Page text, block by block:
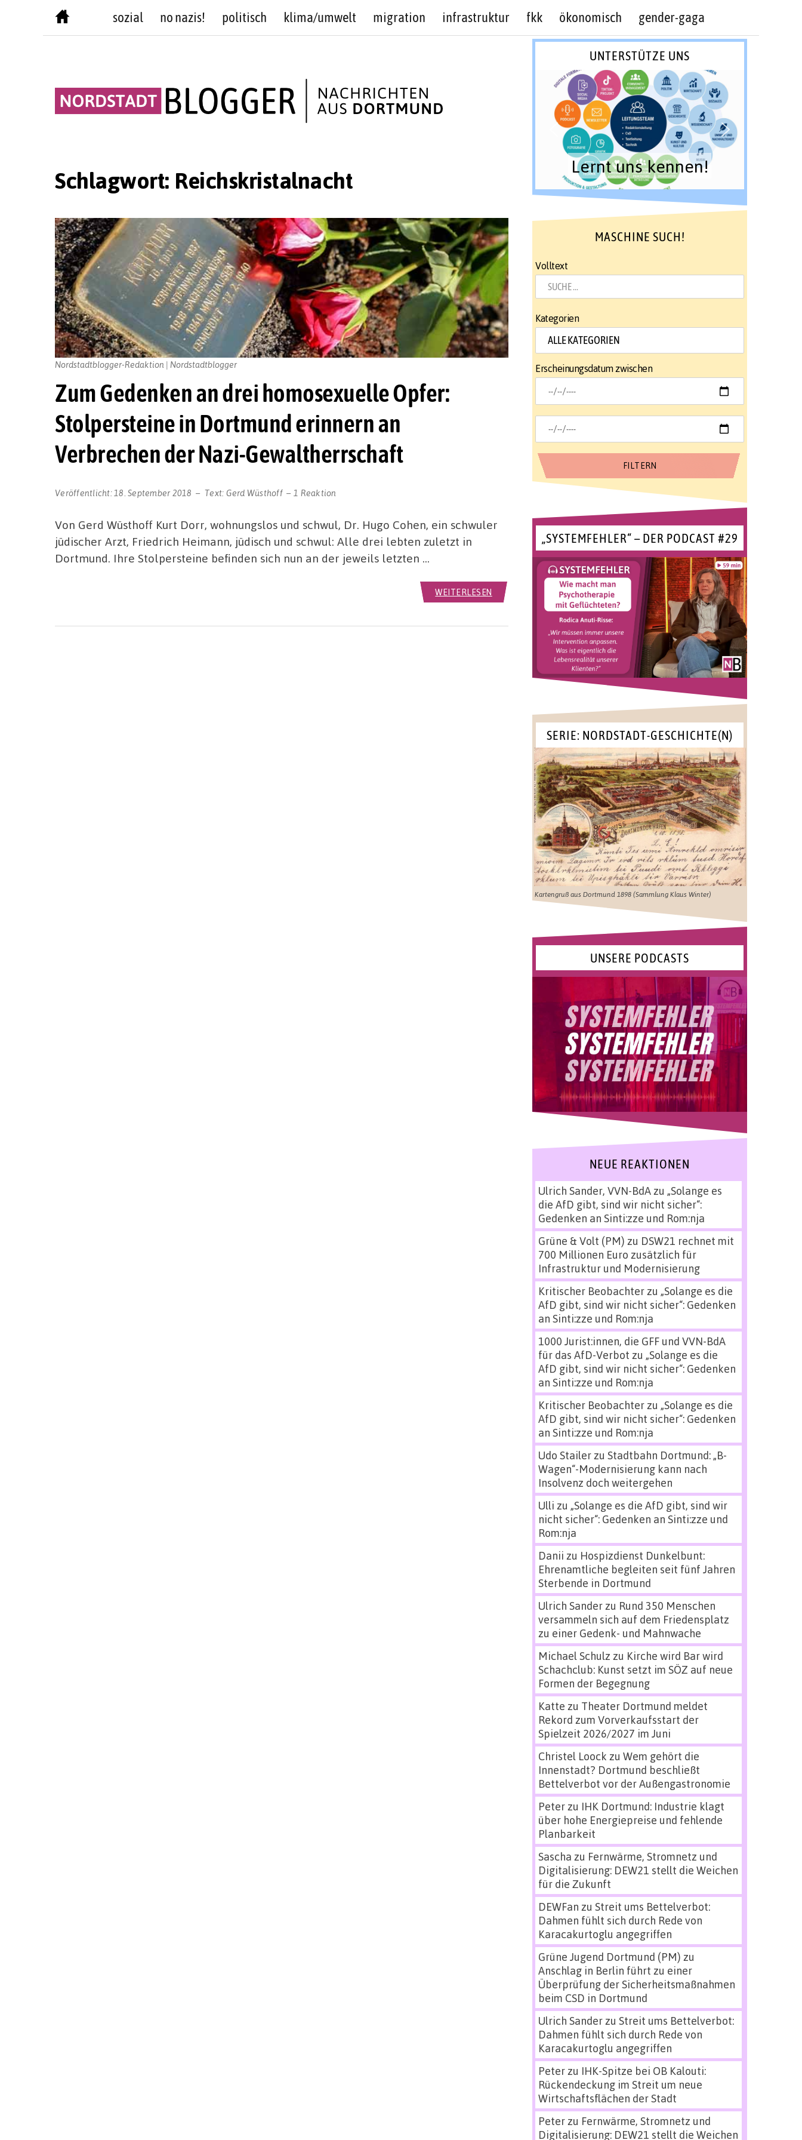
sozial no nazis! politisch klima/umwelt migration infrastruktur fkk ökonomisch gender-gaga
Schlagwort: Reichskristalnacht
Zum Gedenken an drei homosexuelle Opfer:
Stolpersteine in Dortmund erinnern an
Verbrechen der Nazi-Gewaltherrschaft
Veröffentlicht: 18. September 2018 Text: Gerd Wüsthoff 1 Reaktion
Nordstadtblogger-Redaktion | Nordstadtblogger
Von Gerd Wüsthoff Kurt Dorr, wohnungslos und schwul, Dr. Hugo Cohen, ein schwuler
jüdischer Arzt, Friedrich Heimann, jüdisch und schwul: Alle drei lebten zuletzt in
Dortmund. Ihre Stolpersteine befinden sich nun an der jeweils letzten …
WEITERLESEN
UNTERSTÜTZE UNS
Lernt uns kennen!
MASCHINE SUCH!
Volltext
Kategorien
Erscheinungsdatum zwischen
„SYSTEMFEHLER“ – DER PODCAST #29
SERIE: NORDSTADT-GESCHICHTE(N)
Kartengruß aus Dortmund 1898 (Sammlung Klaus Winter)
UNSERE PODCASTS
NEUE REAKTIONEN
Ulrich Sander, VVN-BdAzu „Solange es
die AfD gibt, sind wir nicht sicher“:
Gedenken an Sinti:zze und Rom:nja
Grüne & Volt (PM) zu DSW21 rechnet mit
700 Millionen Euro zusätzlich für
Infrastruktur und Modernisierung
Kritischer Beobachterzu „Solange es die
AfD gibt, sind wir nicht sicher“: Gedenken
an Sinti:zze und Rom:nja
1000 Jurist:innen, die GFF und VVN-BdA
für das AfD-Verbot zu „Solange es die
AfD gibt, sind wir nicht sicher“: Gedenken
an Sinti:zze und Rom:nja
Kritischer Beobachterzu „Solange es die
AfD gibt, sind wir nicht sicher“: Gedenken
an Sinti:zze und Rom:nja
Udo Stailerzu Stadtbahn Dortmund: „B-
Wagen“-Modernisierung kann nach
Insolvenz doch weitergehen
Ulli zu „Solange es die AfD gibt, sind wir
nicht sicher“: Gedenken an Sinti:zze und
Rom:nja
Danii zu Hospizdienst Dunkelbunt:
Ehrenamtliche begleiten seit fünf Jahren
Sterbende in Dortmund
Ulrich Sanderzu Rund 350 Menschen
versammeln sich auf dem Friedensplatz
zu einer Gedenk- und Mahnwache
Michael Schulz zu Kirche wird Bar wird
Schachclub: Kunst setzt im SÖZ auf neue
Formen der Begegnung
Katte zu Theater Dortmund meldet
Rekord zum Vorverkaufsstart der
Spielzeit 2026/2027 im Juni
Christel Loock zu Wem gehört die
Innenstadt? Dortmund beschließt
Bettelverbot vor der Außengastronomie
Peterzu IHK Dortmund: Industrie klagt
über hohe Energiepreise und fehlende
Planbarkeit
Sascha zu Fernwärme, Stromnetz und
Digitalisierung: DEW21 stellt die Weichen
für die Zukunft
DEWFan zu Streit ums Bettelverbot:
Dahmen fühlt sich durch Rede von
Karacakurtoglu angegriffen
Grüne Jugend Dortmund (PM) zu
Anschlag in Berlin führt zu einer
Überprüfung der Sicherheitsmaßnahmen
beim CSD in Dortmund
Ulrich Sanderzu Streit ums Bettelverbot:
Dahmen fühlt sich durch Rede von
Karacakurtoglu angegriffen
Peterzu IHK-Spitze bei OB Kalouti:
Rückendeckung im Streit um neue
Wirtschaftsflächen der Stadt
Peterzu Fernwärme, Stromnetz und
Digitalisierung: DEW21 stellt die Weichen